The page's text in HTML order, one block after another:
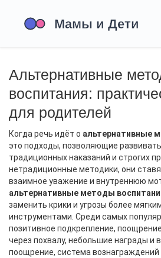
Альтернативные
воспитания:
для родителей
Когда речь идёт о альтернативные
это подходы, позволяющие
традиционных наказаний и строгих
нетрадиционные методики, они
взаимное уважение и внутреннюю
альтернативные методы
заменить крики и угрозы более
инструментами. Среди самых
позитивное подкрепление,
через похвалу, небольшие награды и
поощрение, система